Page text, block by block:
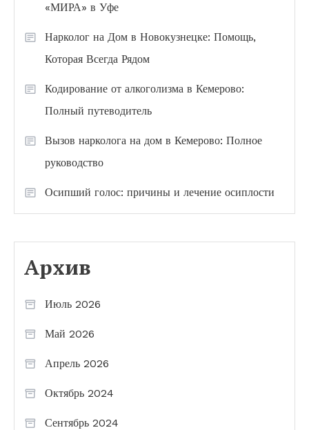
«МИРА» в Уфе
Нарколог на Дом в Новокузнецке: Помощь,
Которая Всегда Рядом
Кодирование от алкоголизма в Кемерово:
Полный путеводитель
Вызов нарколога на дом в Кемерово: Полное
руководство
Осипший голос: причины и лечение осиплости
Архив
Июль 2026
Май 2026
Апрель 2026
Октябрь 2024
Сентябрь 2024